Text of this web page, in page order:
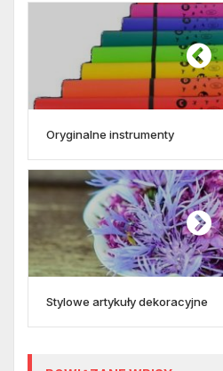
Oryginalne instrumenty
Stylowe artykuły dekoracyjne